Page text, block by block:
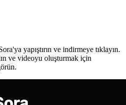
yapıştırın ve indirmeye tıklayın.
ve videoyu oluşturmak için